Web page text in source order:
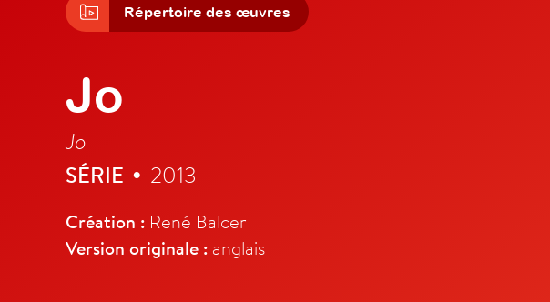
Répertoire des œuvres
Jo
Jo
SÉRIE • 2013
Création : René Balcer
Version originale : anglais